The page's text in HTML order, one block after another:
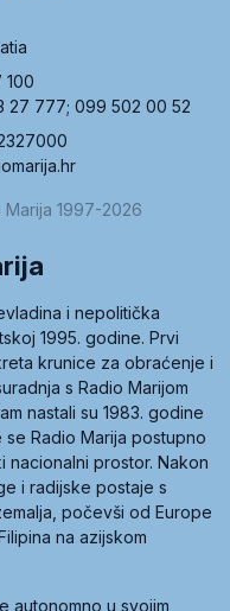
100
27 777; 099 502 00 52
1997-2026
i nepolitička
1995. godine. Prvi
krunice za obraćenje i
s Radio Marijom
nastali su 1983. godine
se Radio Marija postupno
nacionalni prostor. Nakon
i radijske postaje s
počevši od Europe
na azijskom
autonomno u svojim